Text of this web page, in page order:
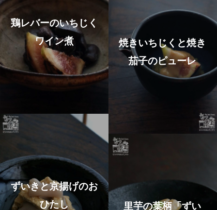
鶏レバーのいちじく
ワイン煮
焼きいちじくと焼き
茄子のピューレ
ずいきと京揚げのお
ひたし
里芋の葉柄「ずい